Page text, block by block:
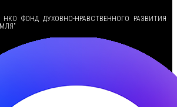
ФОНД ДУХОВНО-НРАВСТВЕННОГО РАЗВИТИЯ